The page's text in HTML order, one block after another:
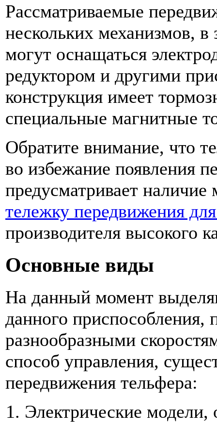
Рассматриваемые
нескольких механизмов,
могут оснащаться
редуктором и другими
конструкция имеет
специальные магнитные
Обратите внимание, что
во избежание появления
предусматривает
тележку передвижения
производителя высокого
Основные виды
На данный момент
данного
разнообразными
способ управления,
передвижения тельфера:
Электрические